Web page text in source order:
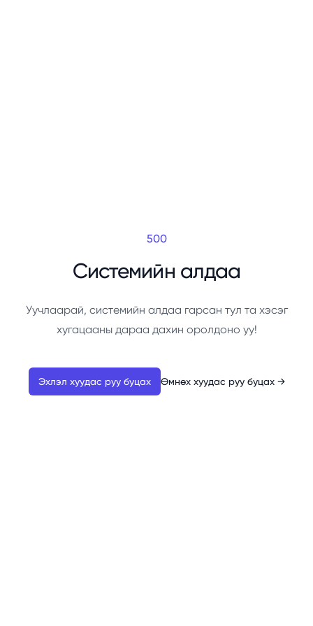
500
Системийн алдаа
Уучлаарай, системийн алдаа гарсан тул та хэсэг
хугацааны дараа дахин оролдоно уу!
Эхлэл хуудас руу буцах Өмнөх хуудас руу буцах →